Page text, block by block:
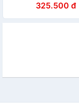
camera BH 6 tháng,
1
325.500 đ